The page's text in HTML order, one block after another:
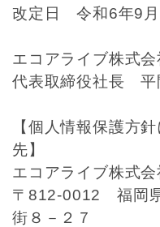
改定日 令和6年9月
エコアライブ株式会
代表取締役社長 平
【個人情報保護方
先】
エコアライブ株式
〒812-0012 福岡
街８－２７